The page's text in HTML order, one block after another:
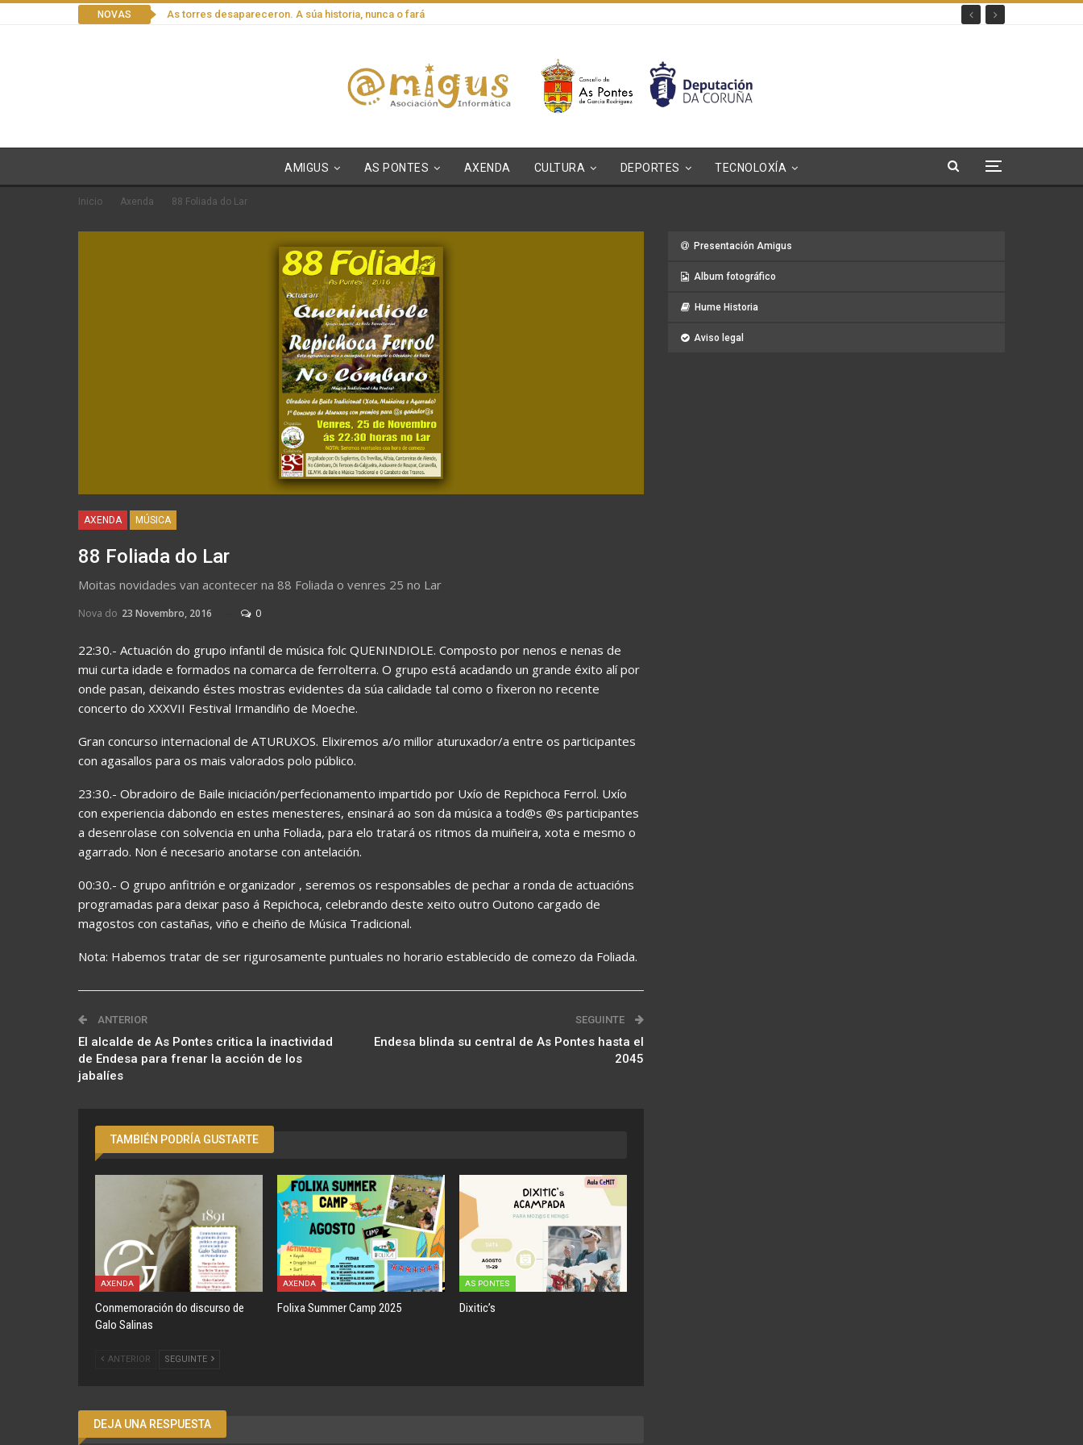
NOVAS As torres desapareceron. A súa historia, nunca o fará
AMIGUS AS PONTES AXENDA CULTURA DEPORTES TECNOLOXÍA
Inicio Axenda 88 Foliada do Lar
AXENDA MÚSICA
88 Foliada do Lar
Moitas novidades van acontecer na 88 Foliada o venres 25 no Lar
Nova do 23 Novembro, 2016 0
22:30.- Actuación do grupo infantil de música folc QUENINDIOLE. Composto por nenos e nenas de
mui curta idade e formados na comarca de ferrolterra. O grupo está acadando un grande éxito alí por
onde pasan, deixando éstes mostras evidentes da súa calidade tal como o fixeron no recente
concerto do XXXVII Festival Irmandiño de Moeche.
Gran concurso internacional de ATURUXOS. Elixiremos a/o millor aturuxador/a entre os participantes
con agasallos para os mais valorados polo público.
23:30.- Obradoiro de Baile iniciación/perfecionamento impartido por Uxío de Repichoca Ferrol. Uxío
con experiencia dabondo en estes menesteres, ensinará ao son da música a tod@s @s participantes
a desenrolase con solvencia en unha Foliada, para elo tratará os ritmos da muiñeira, xota e mesmo o
agarrado. Non é necesario anotarse con antelación.
00:30.- O grupo anfitrión e organizador , seremos os responsables de pechar a ronda de actuacións
programadas para deixar paso á Repichoca, celebrando deste xeito outro Outono cargado de
magostos con castañas, viño e cheiño de Música Tradicional.
Nota: Habemos tratar de ser rigurosamente puntuales no horario establecido de comezo da Foliada.
ANTERIOR
El alcalde de As Pontes critica la inactividad
de Endesa para frenar la acción de los
jabalíes
SEGUINTE
Endesa blinda su central de As Pontes hasta el
2045
TAMBIÉN PODRÍA GUSTARTE
AXENDA
Conmemoración do discurso de
Galo Salinas
AXENDA
Folixa Summer Camp 2025
AS PONTES
Dixitic’s
ANTERIOR SEGUINTE
DEJA UNA RESPUESTA
Presentación Amigus
Album fotográfico
Hume Historia
Aviso legal